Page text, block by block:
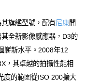
旗艦型號，配有尼康開
全新影像感應器，D3的
嶄新水平。2008年12
，其卓越的拍攝性能相
度的範圍從ISO 200擴大